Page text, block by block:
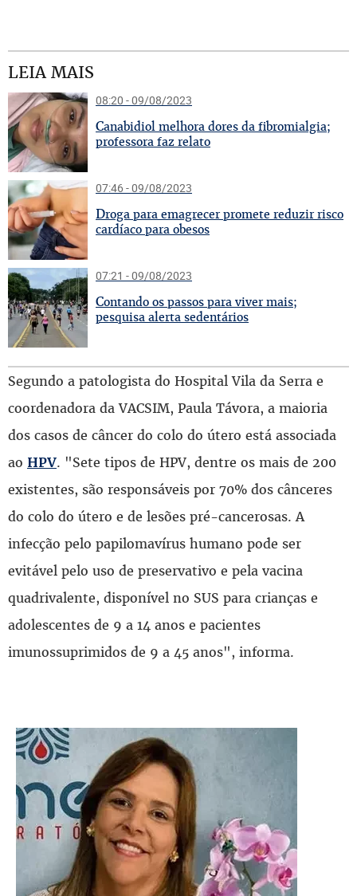
LEIA MAIS
08:20 - 09/08/2023
Canabidiol melhora dores da fibromialgia;
professora faz relato
07:46 - 09/08/2023
Droga para emagrecer promete reduzir risco
cardíaco para obesos
07:21 - 09/08/2023
Contando os passos para viver mais;
pesquisa alerta sedentários
Segundo a patologista do Hospital Vila da Serra e
coordenadora da VACSIM, Paula Távora, a maioria
dos casos de câncer do colo do útero está associada
ao HPV. "Sete tipos de HPV, dentre os mais de 200
existentes, são responsáveis por 70% dos cânceres
do colo do útero e de lesões pré-cancerosas. A
infecção pelo papilomavírus humano pode ser
evitável pelo uso de preservativo e pela vacina
quadrivalente, disponível no SUS para crianças e
adolescentes de 9 a 14 anos e pacientes
imunossuprimidos de 9 a 45 anos", informa.